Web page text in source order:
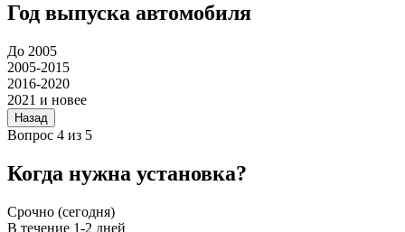
Год выпуска автомобиля
До 2005
2005-2015
2016-2020
2021 и новее
Назад
Вопрос 4 из 5
Когда нужна установка?
Срочно (сегодня)
В течение 1-2 дней